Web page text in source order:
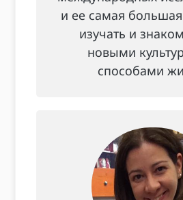
и ее самая
изучать и
новыми
способами